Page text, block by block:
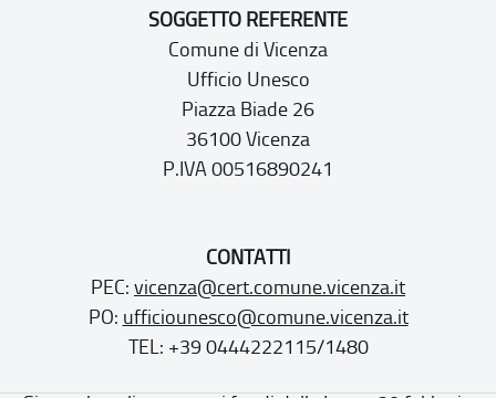
SOGGETTO REFERENTE
Comune di Vicenza
Ufficio Unesco
Piazza Biade 26
36100 Vicenza
P.IVA 00516890241
CONTATTI
PEC: vicenza@cert.comune.vicenza.it
PO: ufficiounesco@comune.vicenza.it
TEL: +39 0444222115/1480